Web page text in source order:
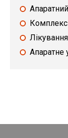
Апаратне